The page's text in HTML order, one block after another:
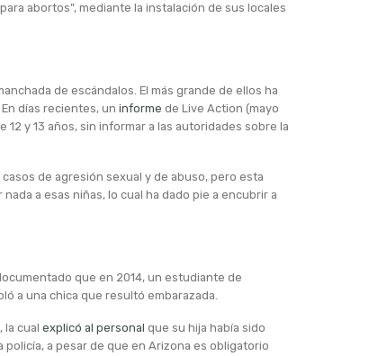
abortos”, mediante la instalación de sus locales
de escándalos. El más grande de ellos ha
días recientes, un informe de Live Action (mayo
y 13 años, sin informar a las autoridades sobre la
de agresión sexual y de abuso, pero esta
a esas niñas, lo cual ha dado pie a encubrir a
que en 2014, un estudiante de
a una chica que resultó embarazada.
la cual explicó al personal que su hija había sido
a pesar de que en Arizona es obligatorio